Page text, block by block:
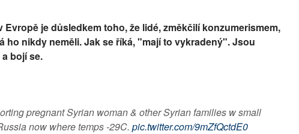
je důsledkem toho, že lidé, změkčilí konzumerismem,
ho nikdy neměli. Jak se říká, "mají to vykradený". Jsou
bojí se.
pregnant Syrian woman & other Syrian families w small
now where temps -29C.pic.twitter.com/9mZfQctdE0